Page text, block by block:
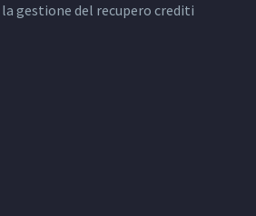
gestione del recupero crediti